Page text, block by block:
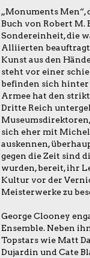
„Monuments Men“,
Buch von Robert M.
Sondereinheit, die
Alliierten
Kunst aus den
steht vor einer
befinden sich hinter
Armee hat den
Dritte Reich
sich eher mit
auskennen,
gegen die Zeit sind
wurden, bereit, ihr
Kultur vor der
Meisterwerke zu
George Clooney
Ensemble. Neben
Topstars wie Matt
Dujardin und Cate